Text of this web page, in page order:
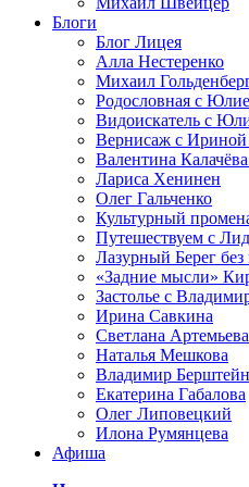
Блоги
Блог Лицея
Алла Нестеренко
Михаил
Родословная с
Видоискатель с
Вернисаж с
Валентина
Лариса Хенинен
Олег Гальченко
Культурный
Путешествуем с
Лазурный Берег
«Задние мысли»
Застолье с
Ирина Савкина
Светлана Артемьева
Наталья Мешкова
Владимир Берштейн
Екатерина Габалова
Олег Липовецкий
Илона Румянцева
Афиша